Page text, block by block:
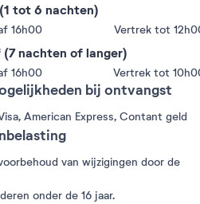
tot 6 nachten)
16h00 Vertrek tot
nachten of langer)
16h00 Vertrek tot
bij ontvangst
American Express, Contant geld
van wijzigingen door de
onder de 16 jaar.